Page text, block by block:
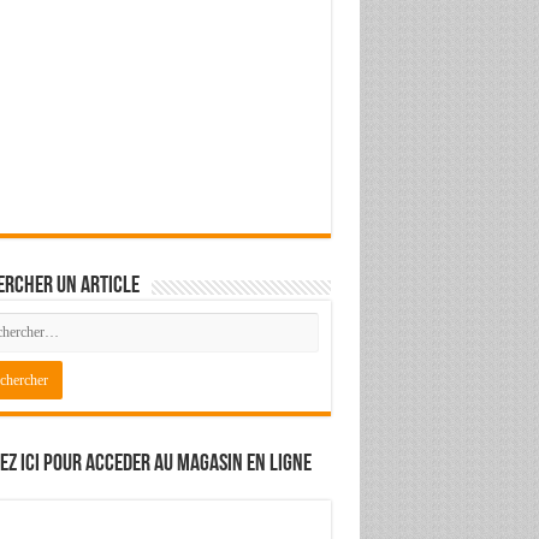
un article
ici pour acceder au magasin en ligne